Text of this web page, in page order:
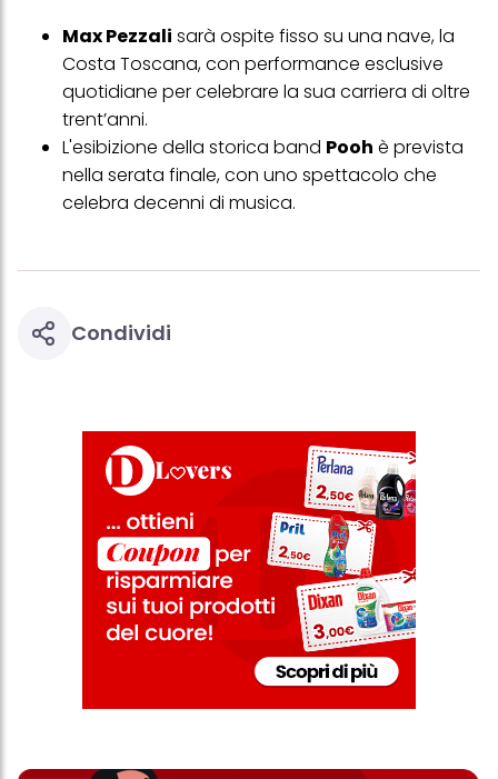
Max Pezzali sarà ospite fisso su una nave, la
Costa Toscana, con performance esclusive
quotidiane per celebrare la sua carriera di oltre
trent’anni.
L'esibizione della storica band Pooh è prevista
nella serata finale, con uno spettacolo che
celebra decenni di musica.
Condividi